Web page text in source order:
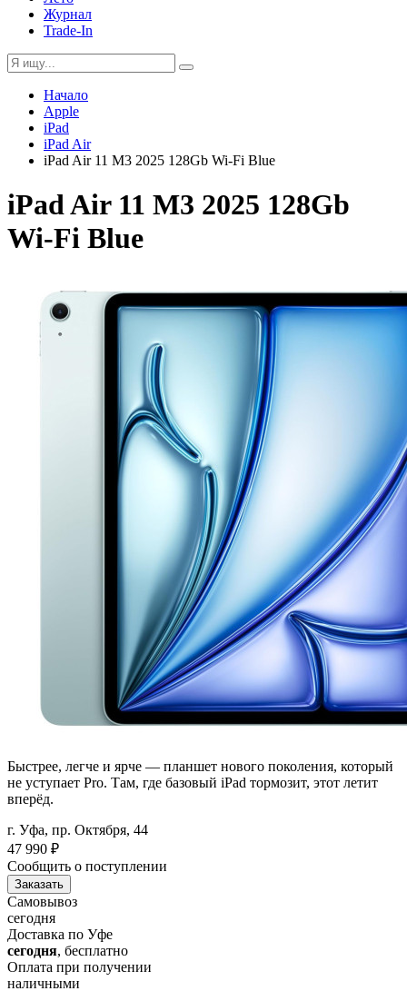
Журнал
Trade-In
Начало
Apple
iPad
iPad Air
iPad Air 11 M3 2025 128Gb Wi-Fi Blue
iPad Air 11 M3 2025 128Gb
Wi-Fi Blue
Быстрее, легче и ярче — планшет нового поколения, который
не уступает Pro. Там, где базовый iPad тормозит, этот летит
вперёд.
г. Уфа, пр. Октября, 44
47 990 ₽
Сообщить о поступлении
Заказать
Самовывоз
сегодня
Доставка по Уфе
сегодня, бесплатно
Оплата при получении
наличными